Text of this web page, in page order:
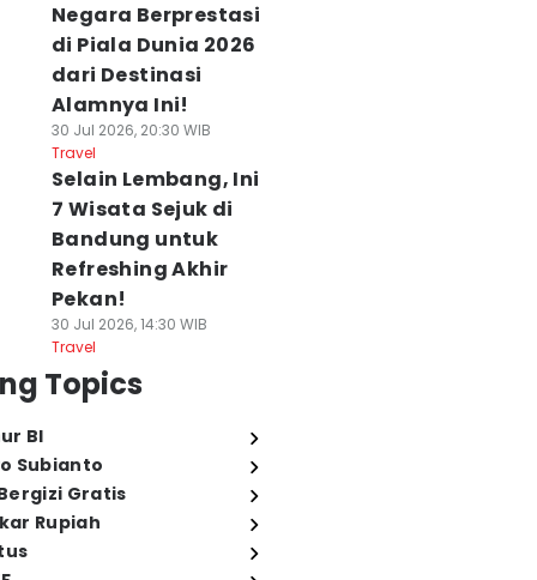
Negara Berprestasi
di Piala Dunia 2026
dari Destinasi
Alamnya Ini!
30 Jul 2026, 20:30 WIB
Travel
Selain Lembang, Ini
7 Wisata Sejuk di
Bandung untuk
Refreshing Akhir
Pekan!
30 Jul 2026, 14:30 WIB
Travel
Topics
BI
Subianto
Gratis
Rupiah